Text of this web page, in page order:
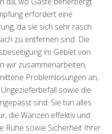
erfordert eine
da sie sich sehr rasch
zu entfernen sind. Die
im Gebiet von
wir zusammenarbeiten,
Problemlösungen an,
sowie die
sind. Sie tun alles
die Wanzen effektiv und
Ruhe sowie Sicherheit Ihrer